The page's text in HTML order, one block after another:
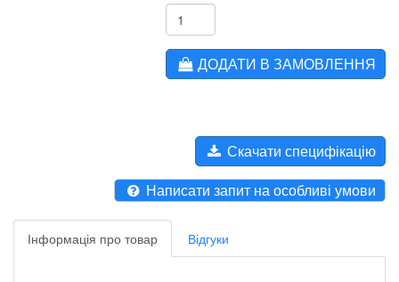
ДОДАТИ В ЗАМОВЛЕННЯ
Скачати специфікацію
Написати запит на особливі умови
Інформація про товар Відгуки